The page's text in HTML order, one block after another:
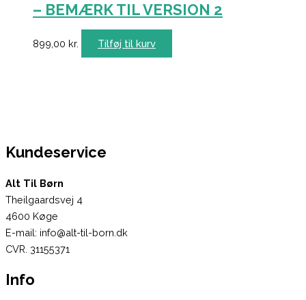
– BEMÆRK TIL VERSION 2
899,00 kr. Tilføj til kurv
Kundeservice
Alt Til Børn
Theilgaardsvej 4
4600 Køge
E-mail: info@alt-til-born.dk
CVR. 31155371
Info